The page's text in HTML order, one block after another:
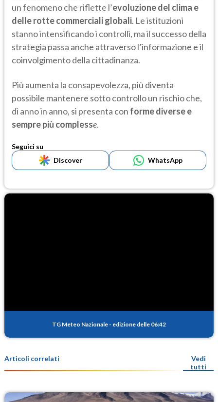
un fenomeno che riflette l’evoluzione del clima e
delle rotte commerciali globali. Le istituzioni
stanno intensificando i controlli, ma il successo della
strategia passa anche attraverso l’informazione e il
coinvolgimento della cittadinanza.
Più aumenta la consapevolezza, più diventa
possibile mantenere sotto controllo un rischio che,
di anno in anno, si presenta con forme diverse e
sempre più complesse.
Seguici su
Discover
WhatsApp
TG Meteo Nazionale - edizione delle 06:42
Articoli correlati
Vedi
tutti